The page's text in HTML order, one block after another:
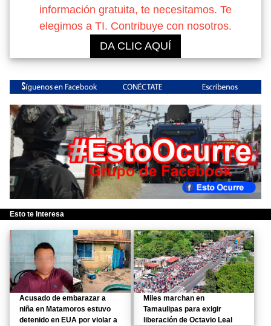
información gratuita, te necesitamos. Te
elegimos a TI. Contribuye con nosotros.
DA CLIC AQUÍ
Esto te Interesa
Acusado de embarazar a
niña en Matamoros estuvo
detenido en EUA por violar a
Miles marchan en
Tamaulipas para exigir
liberación de Octavio Leal